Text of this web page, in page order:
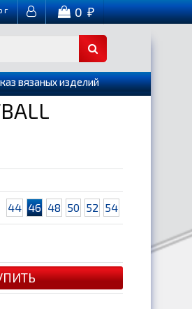
0₽
вязаных изделий
44 46 48 50 52 54